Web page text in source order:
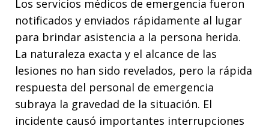
Los servicios médicos de emergencia fueron
notificados y enviados rápidamente al lugar
para brindar asistencia a la persona herida.
La naturaleza exacta y el alcance de las
lesiones no han sido revelados, pero la rápida
respuesta del personal de emergencia
subraya la gravedad de la situación. El
incidente causó importantes interrupciones